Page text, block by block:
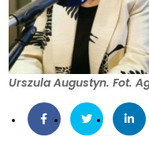
Urszula Augustyn. Fot.